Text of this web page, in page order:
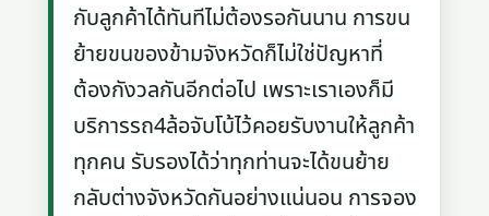
กับลูกค้าได้ทันทีไม่ต้องรอกันนาน การขน
ย้ายขนของข้ามจังหวัดก็ไม่ใช่ปัญหาที่
ต้องกังวลกันอีกต่อไป เพราะเราเองก็มี
บริการรถ4ล้อจับโบ้ไว้คอยรับงานให้ลูกค้า
ทุกคน รับรองได้ว่าทุกท่านจะได้ขนย้าย
กลับต่างจังหวัดกันอย่างแน่นอน การจอง